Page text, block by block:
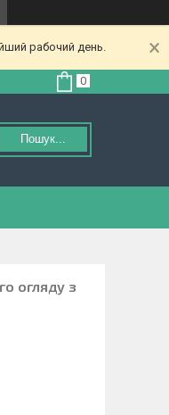
рабочий день.
Пошук...
огляду з